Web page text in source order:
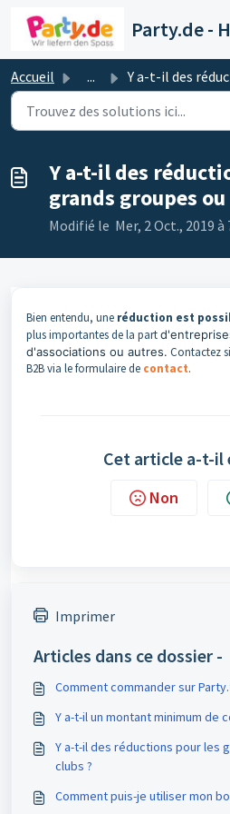
Party.de -
Accueil ... Y a-t-il des réductions pour les grands groupes
Y a-t-il des
grands groupes ou
Modifié le Mer, 2 Oct., 2019 à
Bien entendu, une réduction est
plus importantes de la part
d'associations ou autres. Contactez
B2B via le formulaire de contact.
Cet article a-t-il
Non
Imprimer
Articles dans ce dossier -
Comment commander sur
Y a-t-il un montant minimum de
Y a-t-il des réductions pour les
clubs ?
Comment puis-je utiliser mon